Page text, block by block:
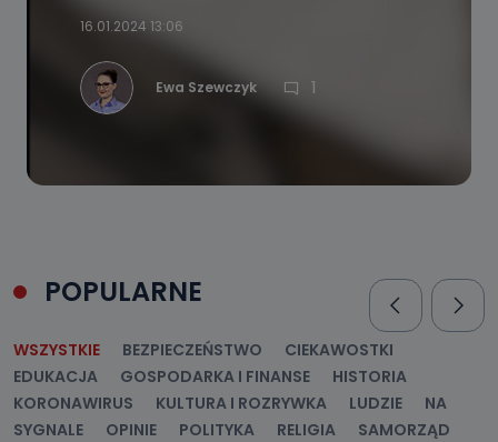
16.01.2024 13:06
Ewa Szewczyk 1
POPULARNE
WSZYSTKIE BEZPIECZEŃSTWO
CIEKAWOSTKI
EDUKACJA
GOSPODARKA I FINANSE
HISTORIA
KORONAWIRUS
KULTURA I ROZRYWKA LUDZIE
NA
SYGNALE
OPINIE POLITYKA RELIGIA
SAMORZĄD